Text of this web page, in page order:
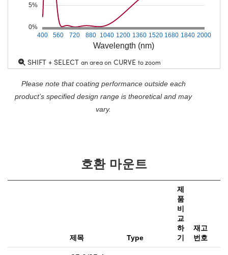
Wavelength (nm)
400 560 720 880 1040 1200 1360 1520 1680 1840 2000
0%
5%
SHIFT + SELECT an area on CURVE to zoom
Please note that coating performance outside each
product’s specified design range is theoretical and may
vary.
호환 마운트
제목 Type
제
품
비
교
하
기
재고
번호